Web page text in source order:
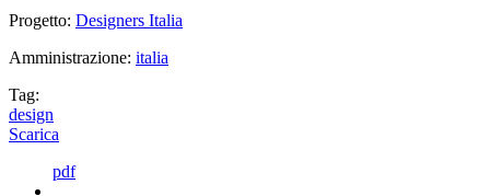
Progetto: Designers Italia
Amministrazione: italia
Tag:
design
Scarica
pdf